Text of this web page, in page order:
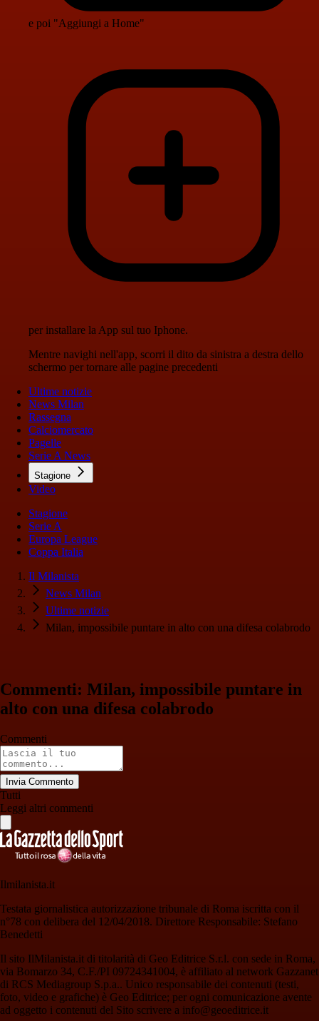
e poi "Aggiungi a Home"
per installare la App sul tuo Iphone.
Mentre navighi nell'app, scorri il dito da sinistra a destra dello
schermo per tornare alle pagine precedenti
Ultime notizie
News Milan
Rassegna
Calciomercato
Pagelle
Serie A News
Stagione
Video
Stagione
Serie A
Europa League
Coppa Italia
Il Milanista
News Milan
Ultime notizie
Milan, impossibile puntare in alto con una difesa colabrodo
Commenti: Milan, impossibile puntare in
alto con una difesa colabrodo
Commenti
Invia Commento
Tutti
Leggi altri commenti
Ilmilanista.it
Testata giornalistica autorizzazione tribunale di Roma iscritta con il
n°78 con delibera del 12/04/2018. Direttore Responsabile: Stefano
Benedetti
Il sito IlMilanista.it di titolarità di Geo Editrice S.r.l. con sede in Roma,
via Bomarzo 34, C.F./PI 09724341004, è affiliato al network Gazzanet
di RCS Mediagroup S.p.a.. Unico responsabile dei contenuti (testi,
foto, video e grafiche) è Geo Editrice; per ogni comunicazione avente
ad oggetto i contenuti del Sito scrivere a info@geoeditrice.it